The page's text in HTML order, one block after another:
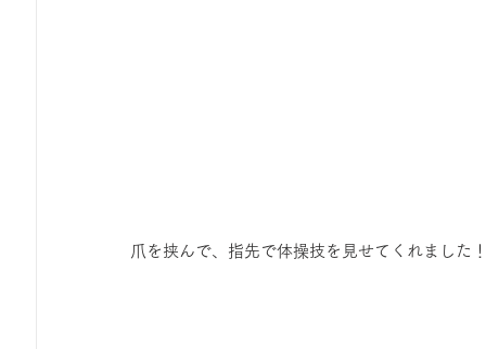
爪を挟んで、指先で体操技を見せてくれました